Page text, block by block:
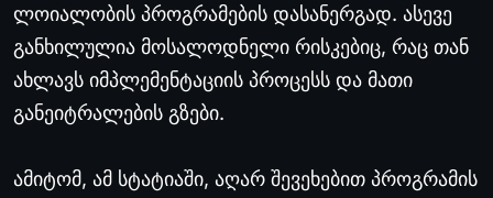
ლოიალობის პროგრამების დასანერგად. ასევე
განხილულია მოსალოდნელი რისკებიც, რაც თან
ახლავს იმპლემენტაციის პროცესს და მათი
განეიტრალების გზები.
ამიტომ, ამ სტატიაში, აღარ შევეხებით პროგრამის